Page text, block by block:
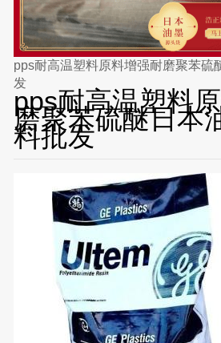
pps耐高温塑料原料增强耐磨聚苯硫
发
pps耐高温塑料
磨聚苯硫醚日本
料批发